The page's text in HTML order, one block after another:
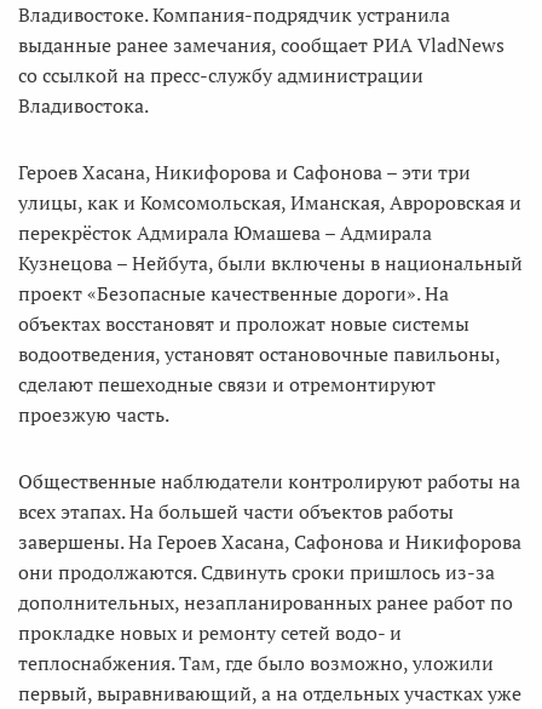
Владивостоке. Компания-подрядчик устранила
выданные ранее замечания, сообщает РИА VladNews
со ссылкой на пресс-службу администрации
Владивостока.
Героев Хасана, Никифорова и Сафонова – эти три
улицы, как и Комсомольская, Иманская, Авроровская и
перекрёсток Адмирала Юмашева – Адмирала
Кузнецова – Нейбута, были включены в национальный
проект «Безопасные качественные дороги». На
объектах восстановят и проложат новые системы
водоотведения, установят остановочные павильоны,
сделают пешеходные связи и отремонтируют
проезжую часть.
Общественные наблюдатели контролируют работы на
всех этапах. На большей части объектов работы
завершены. На Героев Хасана, Сафонова и Никифорова
они продолжаются. Сдвинуть сроки пришлось из-за
дополнительных, незапланированных ранее работ по
прокладке новых и ремонту сетей водо- и
теплоснабжения. Там, где было возможно, уложили
первый, выравнивающий, а на отдельных участках уже